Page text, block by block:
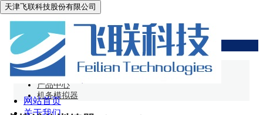
天津飞联科技股份有限公司
网站首页
关于我们
机务模拟器
网站首页
产品中心
机务模拟器